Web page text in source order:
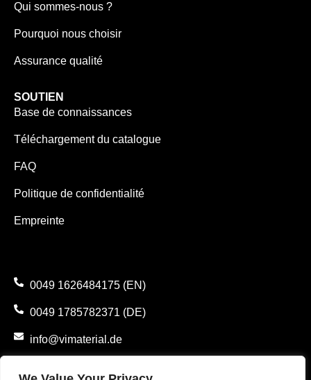
Qui sommes-nous ?
Pourquoi nous choisir
Assurance qualité
SOUTIEN
Base de connaissances
Téléchargement du catalogue
FAQ
Politique de confidentialité
Empreinte
0049 1626484175 (EN)
0049 1785782371 (DE)
info@vimaterial.de